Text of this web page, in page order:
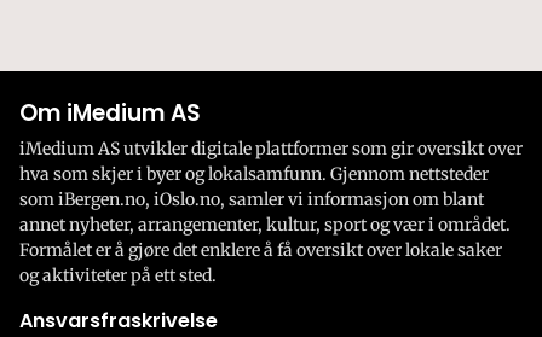
Om iMedium AS
iMedium AS utvikler digitale plattformer som gir oversikt over
hva som skjer i byer og lokalsamfunn. Gjennom nettsteder
som iBergen.no, iOslo.no, samler vi informasjon om blant
annet nyheter, arrangementer, kultur, sport og vær i området.
Formålet er å gjøre det enklere å få oversikt over lokale saker
og aktiviteter på ett sted.
Ansvarsfraskrivelse